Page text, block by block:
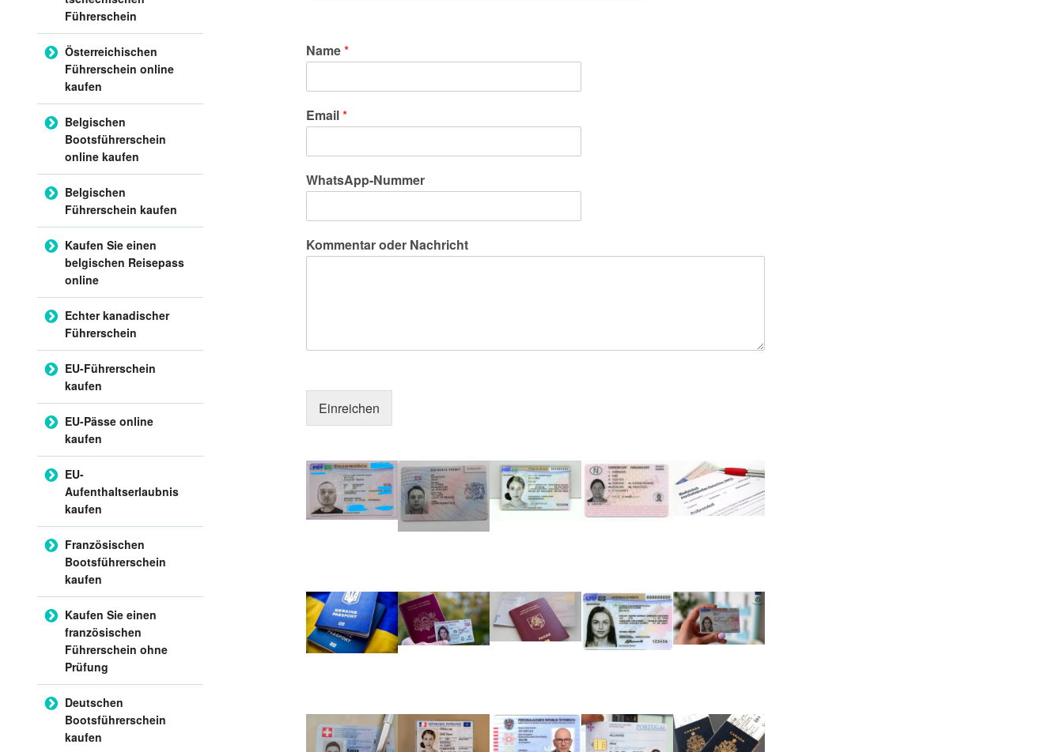
Name*
Email*
WhatsApp-Nummer
Kommentar oder Nachricht
Einreichen
Führerschein
Österreichischen
Führerschein online
kaufen
Belgischen
Bootsführerschein
online kaufen
Belgischen
Führerschein kaufen
Kaufen Sie einen
belgischen Reisepass
online
Echter kanadischer
Führerschein
EU-Führerschein
kaufen
EU-Pässe online
kaufen
EU-
Aufenthaltserlaubnis
kaufen
Französischen
Bootsführerschein
kaufen
Kaufen Sie einen
französischen
Führerschein ohne
Prüfung
Deutschen
Bootsführerschein
kaufen